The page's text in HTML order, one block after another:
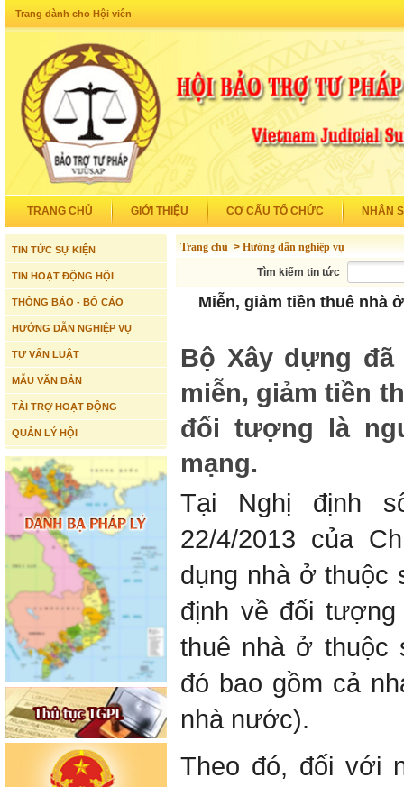
Trang dành cho Hội viên
TRANG CHỦ GIỚI THIỆU CƠ CẤU TỔ CHỨC NHÂN
TIN TỨC SỰ KIỆN
TIN HOẠT ĐỘNG HỘI
THÔNG BÁO - BỐ CÁO
HƯỚNG DẪN NGHIỆP VỤ
TƯ VẤN LUẬT
MẪU VĂN BẢN
TÀI TRỢ HOẠT ĐỘNG
QUẢN LÝ HỘI
Trang chủ > Hướng dẫn nghiệp vụ
Tìm kiếm tin tức
Miễn, giảm tiền thuê nhà
Bộ Xây dựng
miễn, giảm tiền
đối tượng là
mạng.
Tại Nghị định
22/4/2013 của
dụng nhà ở
định về đối
thuê nhà ở thuộc
đó bao gồm cả
nhà nước).
Theo đó, đối với